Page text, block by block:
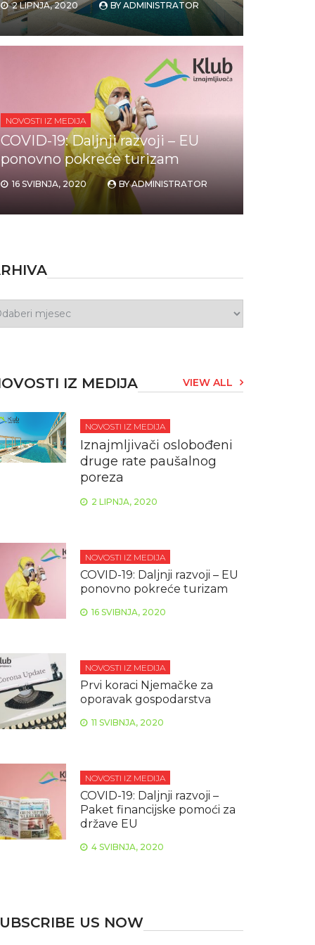
2 LIPNJA, 2020 BYADMINISTRATOR
NOVOSTI IZ MEDIJA
COVID-19: Daljnji razvoji – EU
ponovno pokreće turizam
16 SVIBNJA, 2020 BYADMINISTRATOR
IZ MEDIJA VIEW ALL
NOVOSTI IZ MEDIJA
Iznajmljivači oslobođeni
druge rate paušalnog
poreza
2 LIPNJA, 2020
NOVOSTI IZ MEDIJA
COVID-19: Daljnji razvoji – EU
ponovno pokreće turizam
16 SVIBNJA, 2020
NOVOSTI IZ MEDIJA
Prvi koraci Njemačke za
oporavak gospodarstva
11 SVIBNJA, 2020
NOVOSTI IZ MEDIJA
COVID-19: Daljnji razvoji –
Paket financijske pomoći za
države EU
4 SVIBNJA, 2020
US NOW